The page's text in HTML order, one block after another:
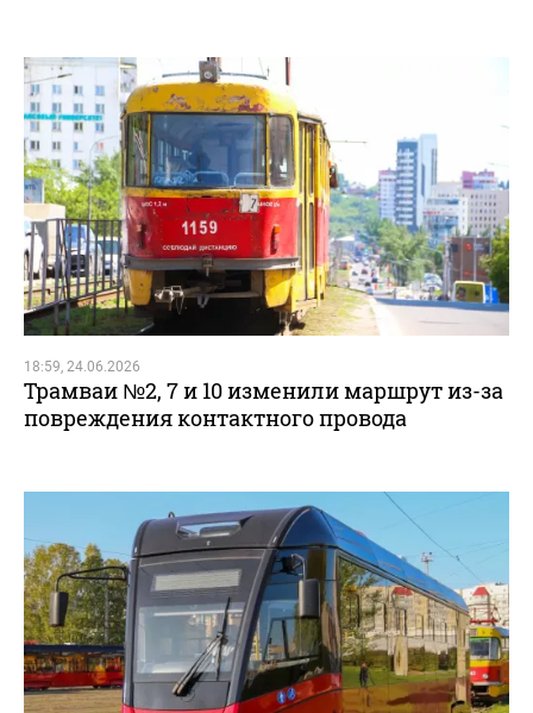
18:59, 24.06.2026
Трамваи №2, 7 и 10 изменили маршрут из-за
повреждения контактного провода